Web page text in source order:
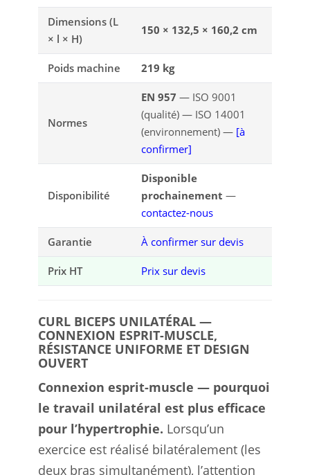
Dimensions (L
× l × H)
150 × 132,5 × 160,2 cm
Poids machine 219 kg
Normes
EN 957 — ISO 9001
(qualité) — ISO 14001
(environnement) — [à
confirmer]
Disponibilité
Disponible
prochainement —
contactez-nous
Garantie À confirmer sur devis
Prix HT Prix sur devis
CURL BICEPS UNILATÉRAL —
CONNEXION ESPRIT-MUSCLE,
RÉSISTANCE UNIFORME ET DESIGN
OUVERT
Connexion esprit-muscle — pourquoi
le travail unilatéral est plus efficace
pour l’hypertrophie. Lorsqu’un
exercice est réalisé bilatéralement (les
deux bras simultanément), l’attention